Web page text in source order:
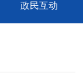
政民互动